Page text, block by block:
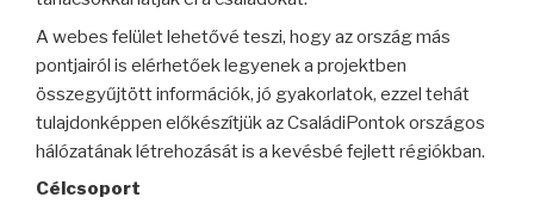
A webes felület lehetővé teszi, hogy az ország más
pontjairól is elérhetőek legyenek a projektben
összegyűjtött információk, jó gyakorlatok, ezzel tehát
tulajdonképpen előkészítjük az CsaládiPontok országos
hálózatának létrehozását is a kevésbé fejlett régiókban.
Célcsoport